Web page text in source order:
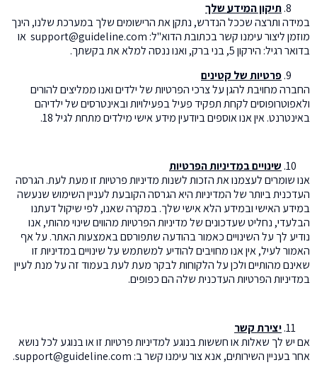
תיקון המידע שלך
במידה ותרצה שככל הנדרש, נתקן את הרישומים שלך במערכת שלנו, הינך
מוזמן ליצור עימנו קשר בכתובת הדוא"ל: support@guideline.com או
בדואר רגיל: הירקון 5, בני ברק, ואנו ננסה למלא את בקשתך.
פרטיות של קטינים
החברה מחויבת להגן על צרכי הפרטיות של ילדים ואנו ממליצים להורים
ולאפוטרופוסים לקחת תפקיד פעיל בפעילויות ובאינטרסים של ילדיהם
באינטרנט. אין אנו אוספים ביודעין מידע אישי מילדים מתחת לגיל 18.
שינויים במדיניות הפרטיות
אנו שומרים לעצמנו את הזכות לשנות מדיניות פרטיות זו מעת לעת. הגרסה
העדכנית ביותר של המדיניות היא הגרסה הקובעת לעניין השימוש שנעשה
במידע האישי ובמידע הלא אישי שלך. במקרה שאנו, לפי שיקול דעתנו
הבלעדי, נחליט שעדכונים של מדיניות הפרטיות מהווים שינוי מהותי, אנו
נודיע לך על השינויים כאמור בהודעה שתפורסם באמצעות האתר. על אף
האמור לעיל, אין אנו מחויבים להודיע למשתמש על שינויים במדיניות זו
שאינם מהותיים ולכן על הלקוחות לבקר מעת לעת בעמוד זה על מנת לעיין
במדיניות הפרטיות העדכנית שלה הם כפופים.
יצירת קשר
אם יש לך שאלות או חששות בנוגע למדיניות פרטיות זו או בנוגע לכל נושא
אחר בעניין השירותים, אנא צור עימנו קשר ב: support@guideline.com.